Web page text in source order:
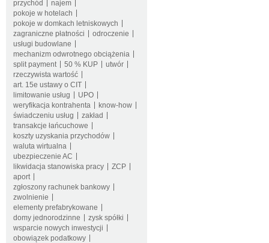
przychód
najem
pokoje w hotelach
pokoje w domkach letniskowych
zagraniczne płatności
odroczenie
usługi budowlane
mechanizm odwrotnego obciążenia
split payment
50 % KUP
utwór
rzeczywista wartość
art. 15e ustawy o CIT
limitowanie usług
UPO
weryfikacja kontrahenta
know-how
świadczeniu usług
zakład
transakcje łańcuchowe
koszty uzyskania przychodów
waluta wirtualna
ubezpieczenie AC
likwidacja stanowiska pracy
ZCP
aport
zgłoszony rachunek bankowy
zwolnienie
elementy prefabrykowane
domy jednorodzinne
zysk spółki
wsparcie nowych inwestycji
obowiązek podatkowy